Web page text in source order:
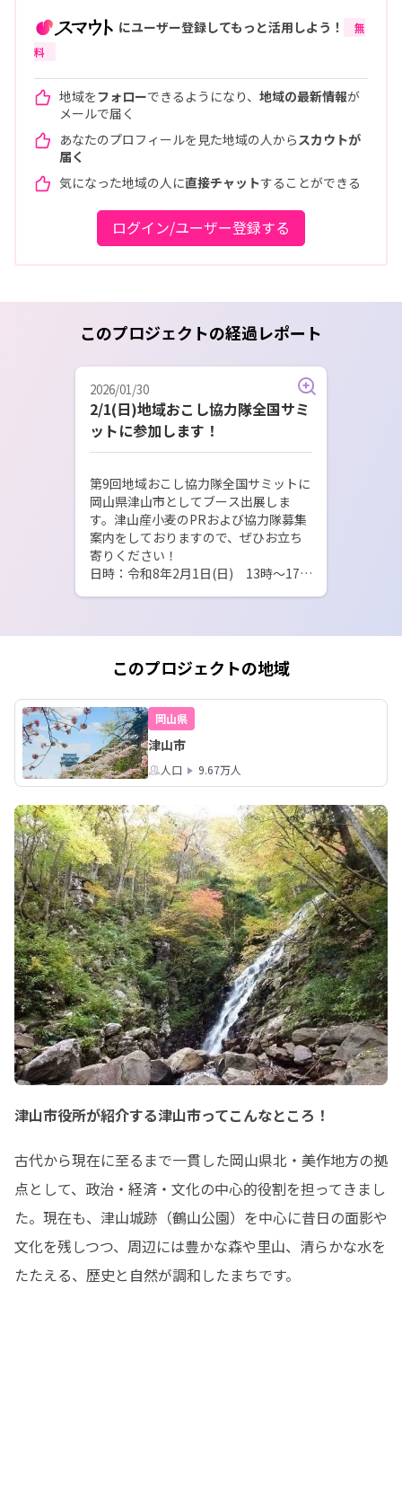
にユーザー登録してもっと活用しよう！
無
料
地域をフォローできるようになり、 地域の最新情報が
メールで届く
あなたのプロフィールを見た地域の人から スカウトが
届く
気になった地域の人に直接チャットすることができる
ログイン/ユーザー登録する
このプロジェクトの経過レポート
2026/01/30
2/1(日)地域おこし協力隊全国サミ
ットに参加します！
第9回地域おこし協力隊全国サミットに
岡山県津山市としてブース出展しま
す。津山産小麦のPRおよび協力隊募集
案内をしておりますので、ぜひお立ち
寄りください！
日時：令和8年2月1日(日)　13時～17時
このプロジェクトの地域
岡山県
津山市
人口 9.67万人
津山市役所が紹介する津山市ってこんなところ！
古代から現在に至るまで一貫した岡山県北・美作地方の拠
点として、政治・経済・文化の中心的役割を担ってきまし
た。現在も、津山城跡（鶴山公園）を中心に昔日の面影や
文化を残しつつ、周辺には豊かな森や里山、清らかな水を
たたえる、歴史と自然が調和したまちです。